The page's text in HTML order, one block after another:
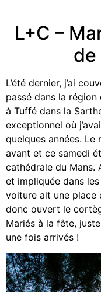
L+C –
de
L’été dernier, j’ai
passé dans la région
à Tuffé dans la
exceptionnel où
quelques années.
avant et ce samedi
cathédrale du Mans.
et impliquée dans
voiture ait une place
donc ouvert le
Mariés à la fête,
une fois arrivés !